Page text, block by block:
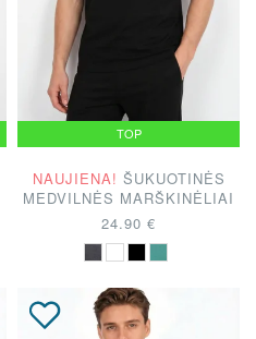
TOP
NAUJIENA! ŠUKUOTINĖS
MEDVILNĖS MARŠKINĖLIAI
24.90 €